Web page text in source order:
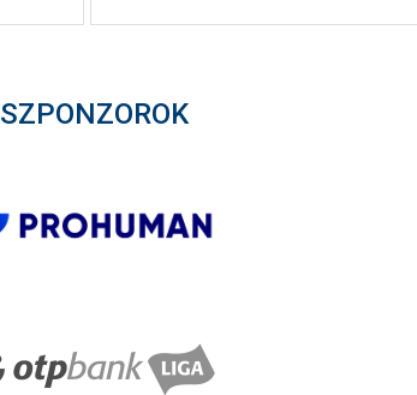
SZPONZOROK